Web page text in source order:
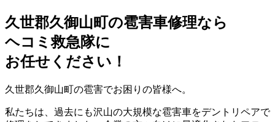
久世郡久御山町の雹害車修理なら
ヘコミ救急隊に
お任せください！
久世郡久御山町の雹害でお困りの皆様へ。
私たちは、過去にも沢山の大規模な雹害車をデントリペアで